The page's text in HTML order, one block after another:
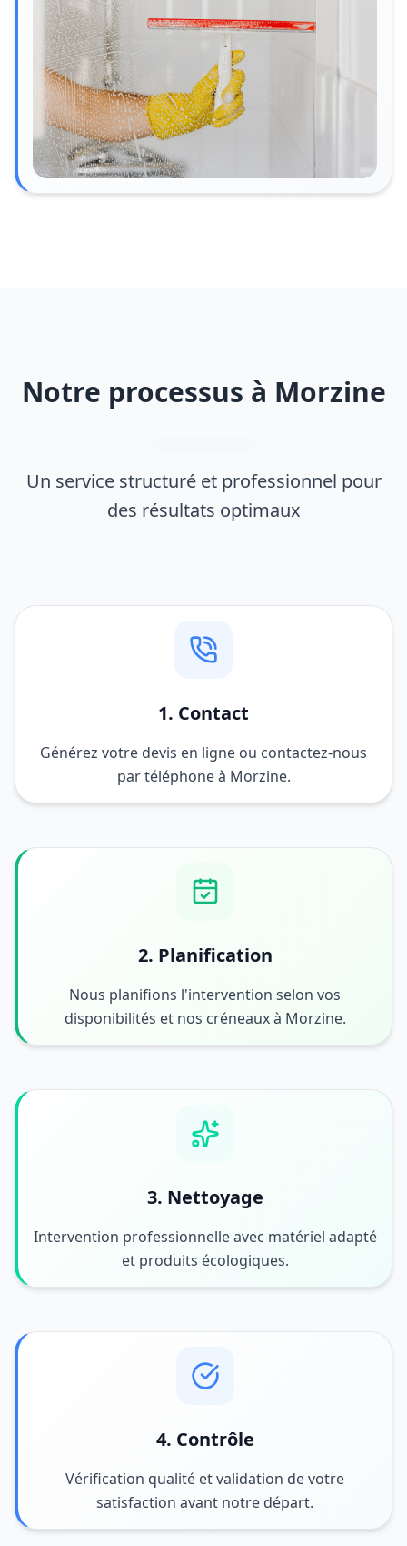
Notre processus à Morzine
Un service structuré et professionnel pour
des résultats optimaux
1. Contact
Générez votre devis en ligne ou contactez-nous
par téléphone à Morzine.
2. Planification
Nous planifions l'intervention selon vos
disponibilités et nos créneaux à Morzine.
3. Nettoyage
Intervention professionnelle avec matériel adapté
et produits écologiques.
4. Contrôle
Vérification qualité et validation de votre
satisfaction avant notre départ.